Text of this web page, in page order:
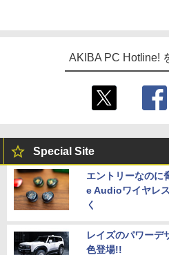
AKIBA PC Hotline!
Special Site
エントリーなの
e Audioワイヤレ
く
レイズのパワーデ
色登場!!